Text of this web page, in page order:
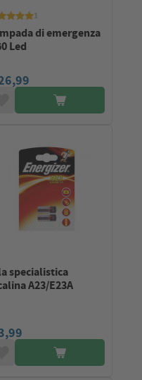
di emergenza
Led
specialistica
A23/E23A